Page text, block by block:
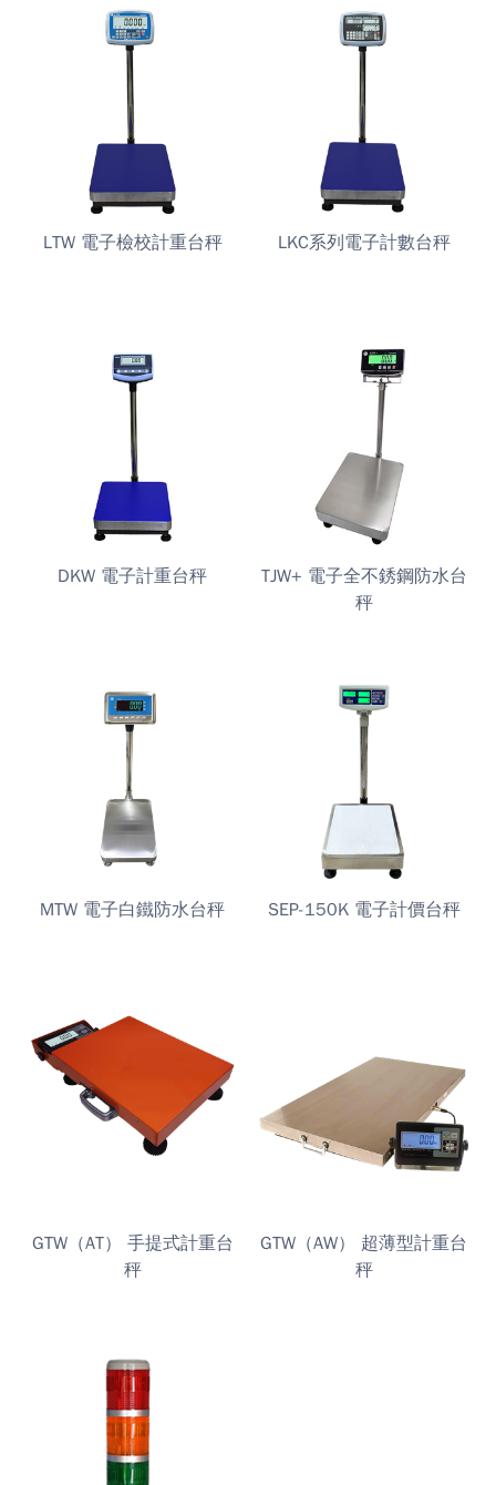
LTW 電子檢校計重台秤 LKC系列電子計數台秤
DKW 電子計重台秤
TJW+ 電子全不銹鋼防水台
秤
MTW 電子白鐵防水台秤 SEP-150K 電子計價台秤
GTW（AT） 手提式計重台
秤
GTW（AW） 超薄型計重台
秤